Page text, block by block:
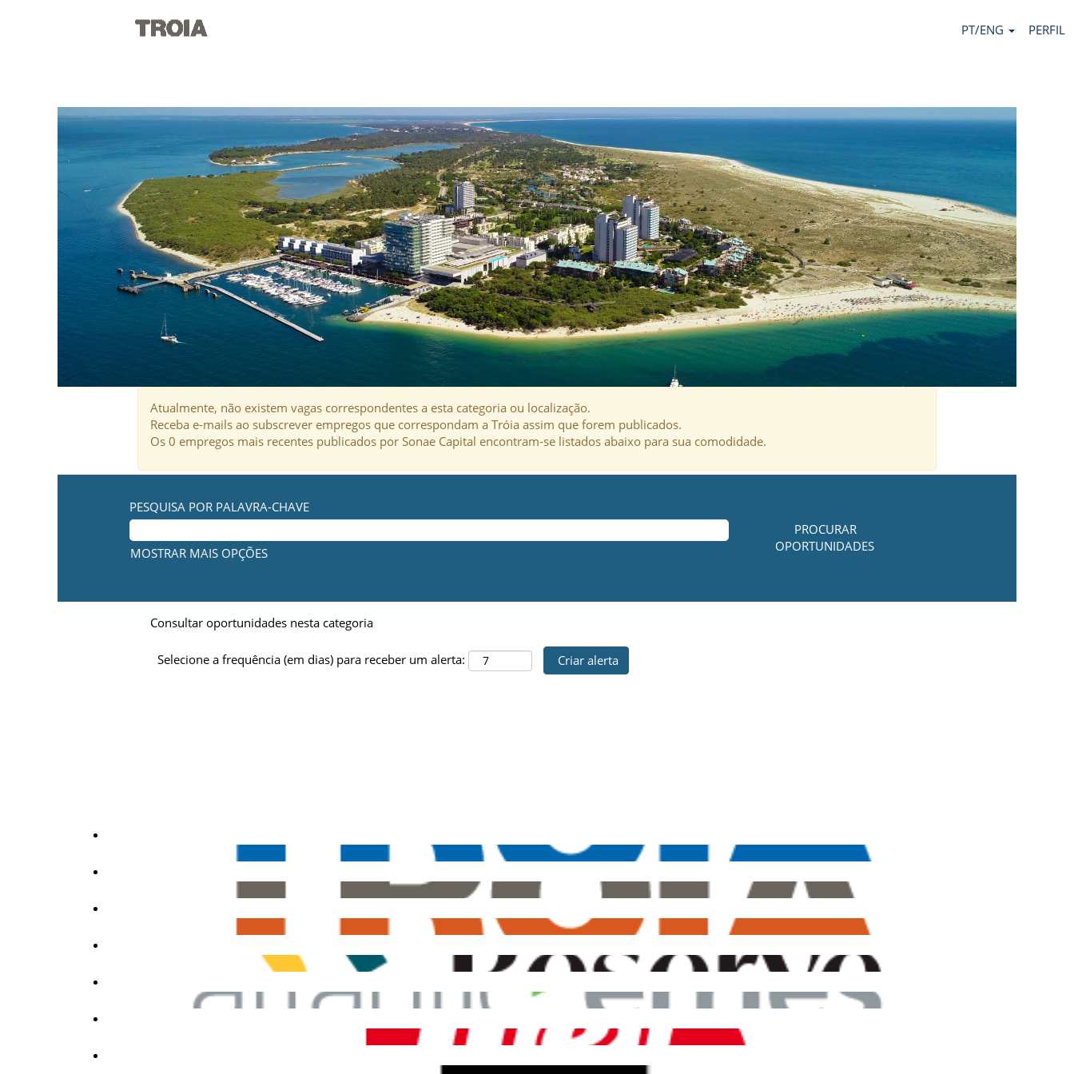
PT/ENG PERFIL
Atualmente, não existem vagas correspondentes a esta categoria ou localização.
Receba e-mails ao subscrever empregos que correspondam a Tróia assim que forem publicados.
Os 0 empregos mais recentes publicados por Sonae Capital encontram-se listados abaixo para sua comodidade.
PESQUISA POR PALAVRA-CHAVE
MOSTRAR MAIS OPÇÕES
Consultar oportunidades nesta categoria
Selecione a frequência (em dias) para receber um alerta: